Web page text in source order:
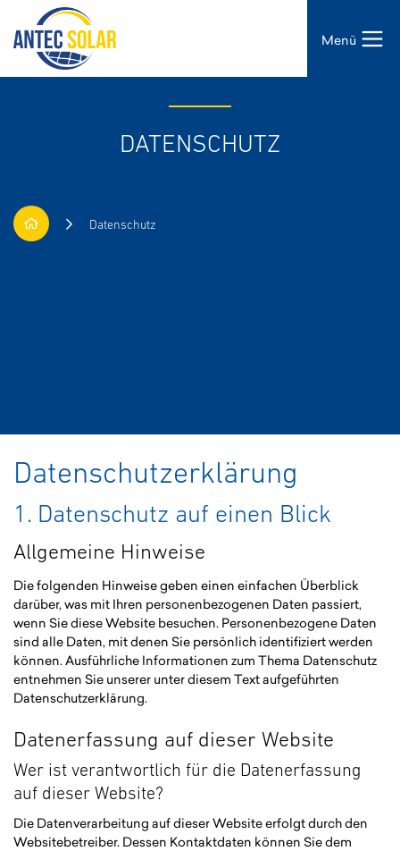
Menü
Wonach suchen Sie?
DATENSCHUTZ
Datenschutz
Datenschutzerklärung
1. Datenschutz auf einen Blick
Allgemeine Hinweise
Die folgenden Hinweise geben einen einfachen Überblick
darüber, was mit Ihren personenbezogenen Daten passiert,
wenn Sie diese Website besuchen. Personenbezogene Daten
sind alle Daten, mit denen Sie persönlich identifiziert werden
können. Ausführliche Informationen zum Thema Datenschutz
entnehmen Sie unserer unter diesem Text aufgeführten
Datenschutzerklärung.
Datenerfassung auf dieser Website
Wer ist verantwortlich für die Datenerfassung
auf dieser Website?
Die Datenverarbeitung auf dieser Website erfolgt durch den
Websitebetreiber. Dessen Kontaktdaten können Sie dem